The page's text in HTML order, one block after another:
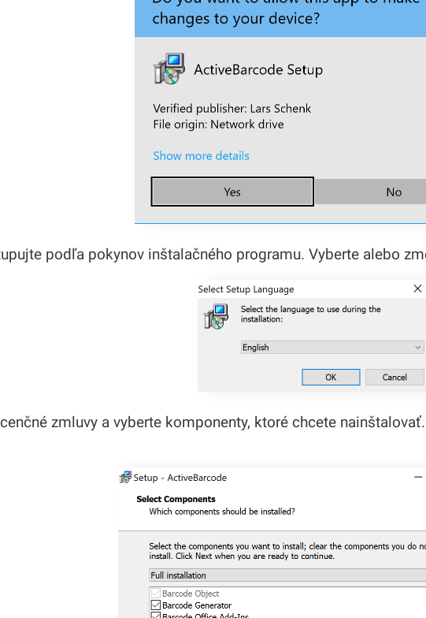
podľa pokynov inštalačného programu. Vyberte alebo
zmluvy a vyberte komponenty, ktoré chcete nainštalovať.